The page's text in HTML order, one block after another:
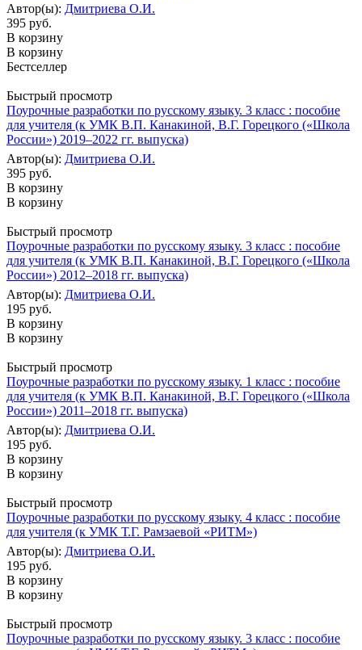
Автор(ы): Дмитриева О.И.
395 руб.
В корзину
В корзину
Бестселлер
Быстрый просмотр
Поурочные разработки по русскому языку. 3 класс : пособие
для учителя (к УМК В.П. Канакиной, В.Г. Горецкого («Школа
России») 2019–2022 гг. выпуска)
Автор(ы): Дмитриева О.И.
395 руб.
В корзину
В корзину
Быстрый просмотр
Поурочные разработки по русскому языку. 3 класс : пособие
для учителя (к УМК В.П. Канакиной, В.Г. Горецкого («Школа
России») 2012–2018 гг. выпуска)
Автор(ы): Дмитриева О.И.
195 руб.
В корзину
В корзину
Быстрый просмотр
Поурочные разработки по русскому языку. 1 класс : пособие
для учителя (к УМК В.П. Канакиной, В.Г. Горецкого («Школа
России») 2011–2018 гг. выпуска)
Автор(ы): Дмитриева О.И.
195 руб.
В корзину
В корзину
Быстрый просмотр
Поурочные разработки по русскому языку. 4 класс : пособие
для учителя (к УМК Т.Г. Рамзаевой «РИТМ»)
Автор(ы): Дмитриева О.И.
195 руб.
В корзину
В корзину
Быстрый просмотр
Поурочные разработки по русскому языку. 3 класс : пособие